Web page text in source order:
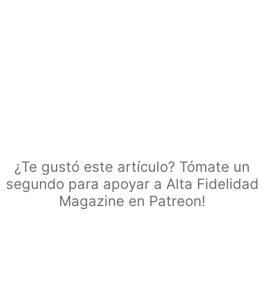
¿Te gustó este artículo? Tómate un
segundo para apoyar a Alta Fidelidad
Magazine en Patreon!